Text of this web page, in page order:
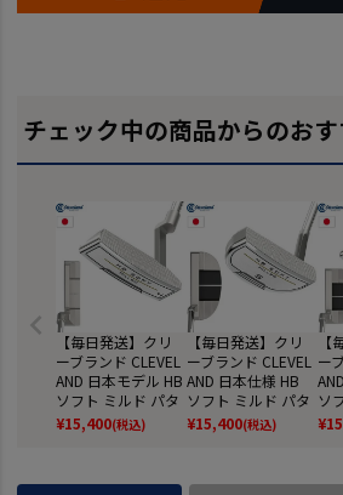
チェック中の商品からのお
【毎日発送】クリ
ーブランド CLEVEL
AND 日本モデル HB
ソフト ミルド パタ
ー #4 メンズ 右用
ハンティントンビー
¥15,400(税込)
【毎日発送】クリ
ーブランド CLEVEL
AND 日本仕様 HB
ソフト ミルド パタ
ー #5 メンズ 右用
ハンティントンビー
¥15,400(税込)
ー
ソ
ー
¥